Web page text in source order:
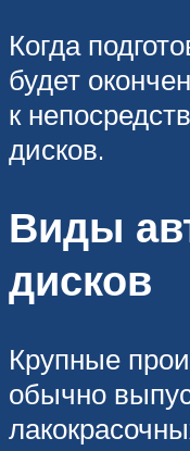
Когда
будет
к
дисков.
Виды
дисков
Крупные
обычно